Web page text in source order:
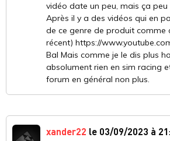
vidéo date un peu, mais ça peu
Après il y a des vidéos qui en
de ce genre de produit comme
récent) https://
BaI Mais comme je le dis plus
absolument rien en sim racing
forum en général non plus.
xander22 le 03/09/2023 à